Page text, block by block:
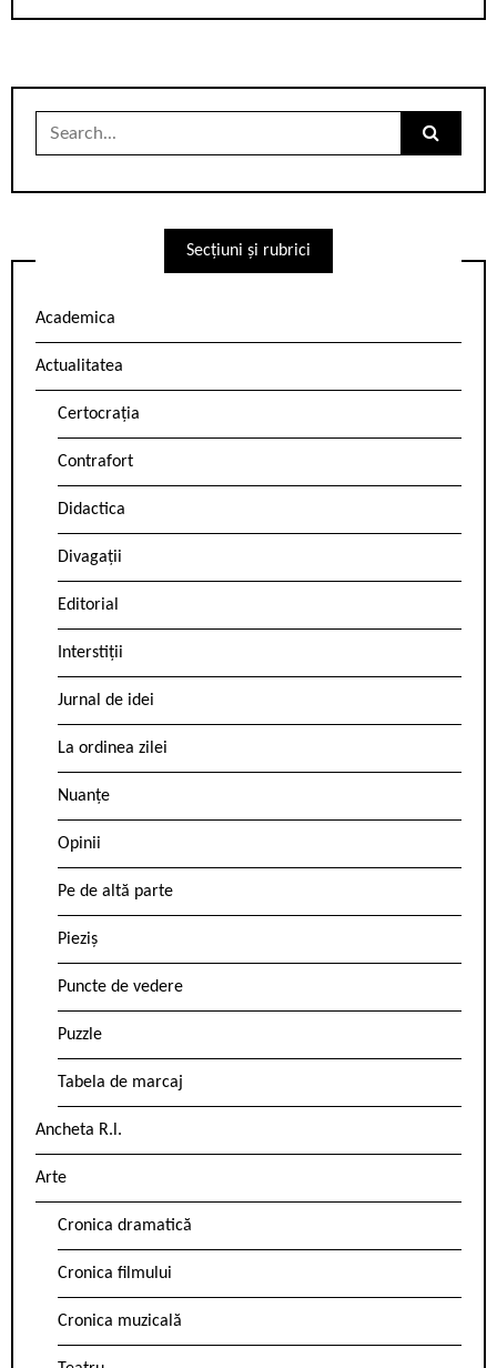
Search
Secțiuni și rubrici
Academica
Actualitatea
Certocrația
Contrafort
Didactica
Divagații
Editorial
Interstiții
Jurnal de idei
La ordinea zilei
Nuanțe
Opinii
Pe de altă parte
Pieziș
Puncte de vedere
Puzzle
Tabela de marcaj
Ancheta R.l.
Arte
Cronica dramatică
Cronica filmului
Cronica muzicală